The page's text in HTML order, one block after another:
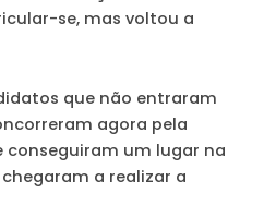
se, mas voltou a
que não entraram
agora pela
conseguiram um lugar na
a realizar a